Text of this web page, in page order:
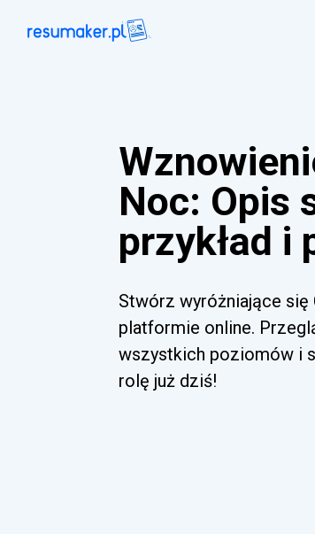
Noc: Opis
przykład i
Stwórz wyróżniające
platformie online.
wszystkich poziomów i
rolę już dziś!